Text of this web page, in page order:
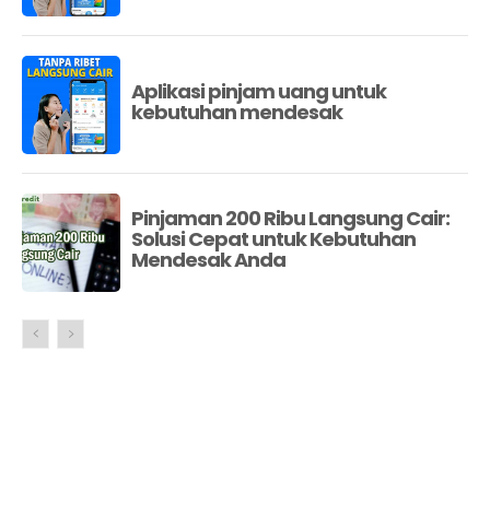
Aplikasi pinjam uang untuk
kebutuhan mendesak
Pinjaman 200 Ribu Langsung Cair:
Solusi Cepat untuk Kebutuhan
Mendesak Anda